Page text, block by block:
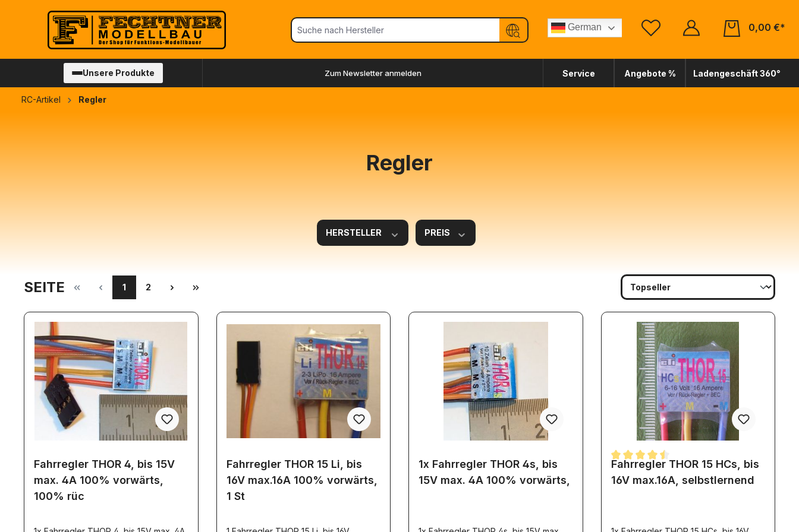
Zur Hauptnavigation springen
German
0,00 €*
Unsere Produkte Zum Newsletter anmelden Service Angebote % Ladengeschäft 360°
RC-Artikel Regler
Regler
HERSTELLER PREIS
SEITE 1 2
Fahrregler THOR 4, bis 15V
max. 4A 100% vorwärts,
100% rüc
Fahrregler THOR 15 Li, bis
16V max.16A 100% vorwärts,
1 St
1x Fahrregler THOR 4s, bis
15V max. 4A 100% vorwärts,
Durchschnittliche Bewertung von 4.5 von 5
Fahrregler THOR 15 HCs, bis
16V max.16A, selbstlernend